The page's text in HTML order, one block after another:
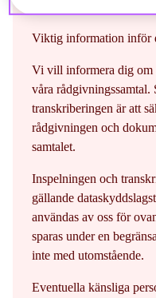
Viktig information inför
Vi vill informera dig om
våra rådgivningssamtal.
transkriberingen är att
rådgivningen och
samtalet.
Inspelningen och
gällande
användas av oss för
sparas under en
inte med utomstående.
Eventuella känsliga